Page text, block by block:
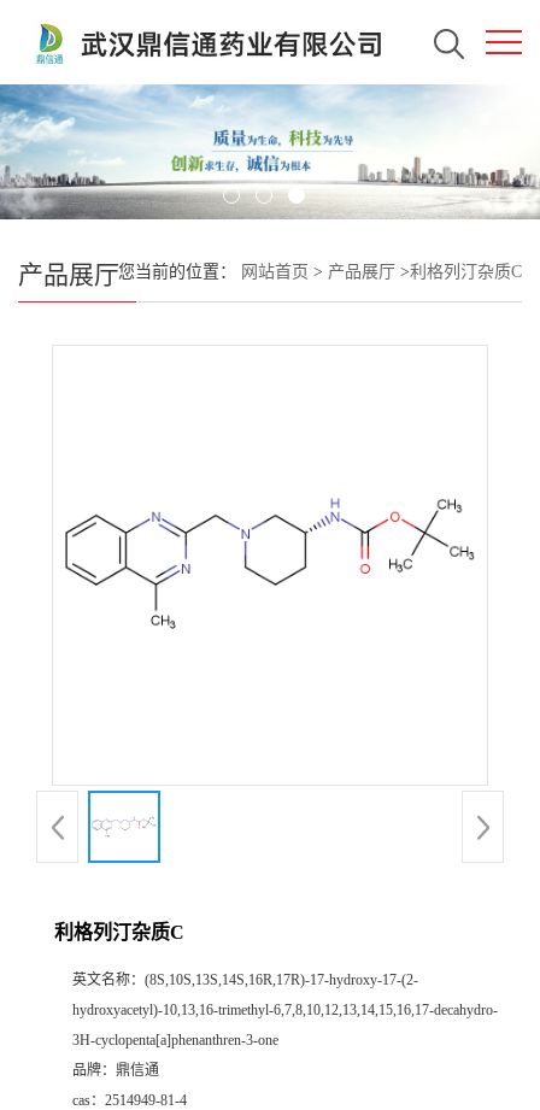
产品展厅您当前的位置： 网站首页 > 产品展厅 >利格列汀杂质C
利格列汀杂质C
英文名称： (8S,10S,13S,14S,16R,17R)-17-hydroxy-17-(2-
hydroxyacetyl)-10,13,16-trimethyl-6,7,8,10,12,13,14,15,16,17-decahydro-
3H-cyclopenta[a]phenanthren-3-one
品牌： 鼎信通
cas： 2514949-81-4